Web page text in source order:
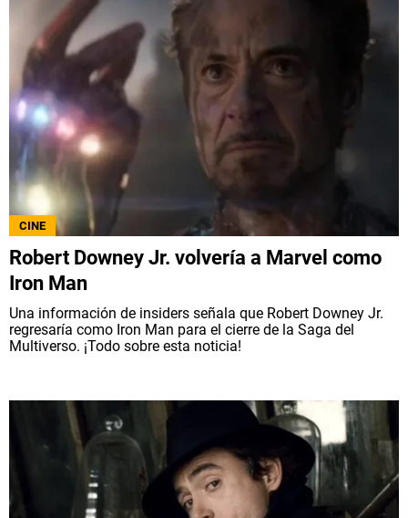
CINE
Robert Downey Jr. volvería a Marvel como
Iron Man
Una información de insiders señala que Robert Downey Jr.
regresaría como Iron Man para el cierre de la Saga del
Multiverso. ¡Todo sobre esta noticia!